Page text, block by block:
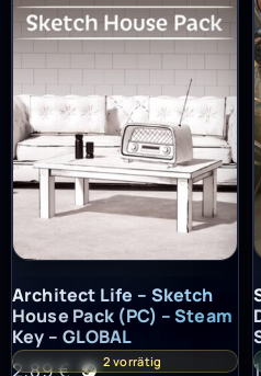
Architect Life – Sketch House
Architect Life – Sketch
House Pack (PC) – Steam
Key – GLOBAL
2,89€ 2 vorrätig